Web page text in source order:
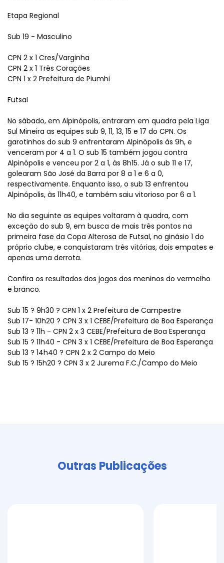
Etapa Regional
Sub 19 - Masculino
CPN 2 x 1 Cres/Varginha
CPN 2 x 1 Três Corações
CPN 1 x 2 Prefeitura de Piumhi
Futsal
No sábado, em Alpinópolis, entraram em quadra pela Liga
Sul Mineira as equipes sub 9, 11, 13, 15 e 17 do CPN. Os
garotinhos do sub 9 enfrentaram Alpinópolis às 9h, e
venceram por 4 a 1. O sub 15 também jogou contra
Alpinópolis e venceu por 2 a 1, às 8h15. Já o sub 11 e 17,
golearam São José da Barra por 8 a 1 e 6 a 0,
respectivamente. Enquanto isso, o sub 13 enfrentou
Alpinópolis, às 11h40, e também saiu vitorioso por 6 a 1.
No dia seguinte as equipes voltaram à quadra, com
exceção do sub 9, em busca de mais três pontos na
primeira fase da Copa Alterosa de Futsal, no ginásio 1 do
próprio clube, e conquistaram três vitórias, dois empates e
apenas uma derrota.
Confira os resultados dos jogos dos meninos do vermelho
e branco.
Sub 15 ? 9h30 ? CPN 1 x 2 Prefeitura de Campestre
Sub 17- 10h20 ? CPN 3 x 1 CEBE/Prefeitura de Boa Esperança
Sub 13 ? 11h - CPN 2 x 3 CEBE/Prefeitura de Boa Esperança
Sub 15 ? 11h40 - CPN 3 x 1 CEBE/Prefeitura de Boa Esperança
Sub 13 ? 14h40 ? CPN 2 x 2 Campo do Meio
Sub 15 ? 15h20 ? CPN 3 x 2 Jurema F.C./Campo do Meio
Outras Publicações